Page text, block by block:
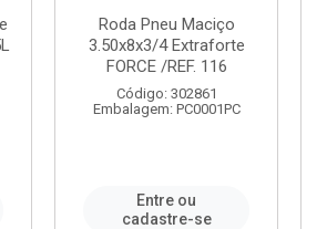
Roda Pneu Maciço
3.50x8x3/4 Extraforte
FORCE /REF. 116
Código: 302861
Embalagem: PC0001PC
Entre ou
cadastre-se